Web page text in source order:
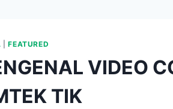
|FEATURED
VIDEO
TIK